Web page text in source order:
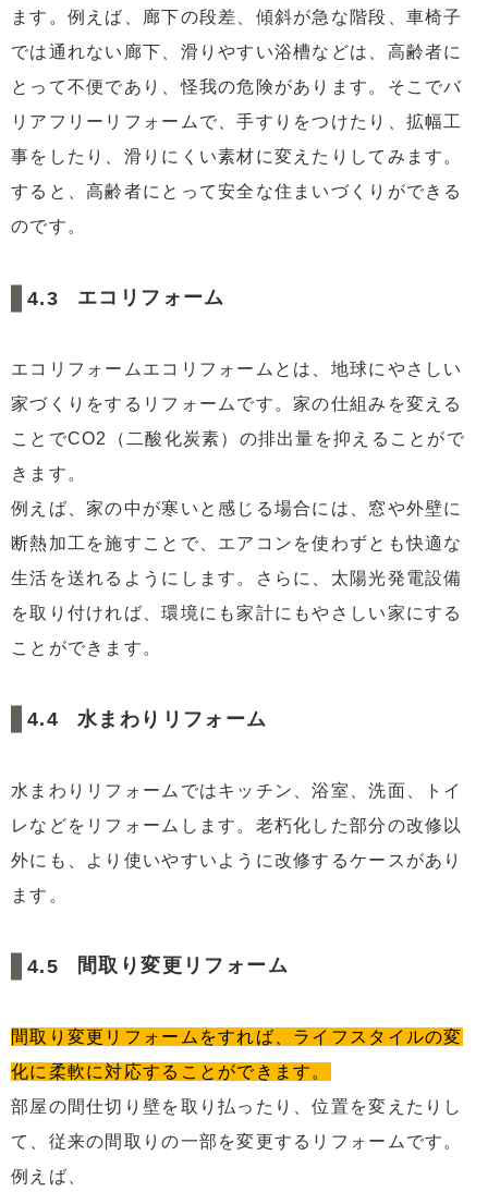
ます。例えば、廊下の段差、傾斜が急な階段、車椅子
では通れない廊下、滑りやすい浴槽などは、高齢者に
とって不便であり、怪我の危険があります。そこでバ
リアフリーリフォームで、手すりをつけたり、拡幅工
事をしたり、滑りにくい素材に変えたりしてみます。
すると、高齢者にとって安全な住まいづくりができる
のです。
エコリフォーム
エコリフォームエコリフォームとは、地球にやさしい
家づくりをするリフォームです。家の仕組みを変える
ことでCO2（二酸化炭素）の排出量を抑えることがで
きます。
例えば、家の中が寒いと感じる場合には、窓や外壁に
断熱加工を施すことで、エアコンを使わずとも快適な
生活を送れるようにします。さらに、太陽光発電設備
を取り付ければ、環境にも家計にもやさしい家にする
ことができます。
水まわりリフォーム
水まわりリフォームではキッチン、浴室、洗面、トイ
レなどをリフォームします。老朽化した部分の改修以
外にも、より使いやすいように改修するケースがあり
ます。
間取り変更リフォーム
間取り変更リフォームをすれば、ライフスタイルの変
化に柔軟に対応することができます。
部屋の間仕切り壁を取り払ったり、位置を変えたりし
て、従来の間取りの一部を変更するリフォームです。
例えば、